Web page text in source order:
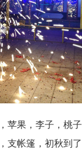
苹果，李子，桃
支帐篷，初秋到